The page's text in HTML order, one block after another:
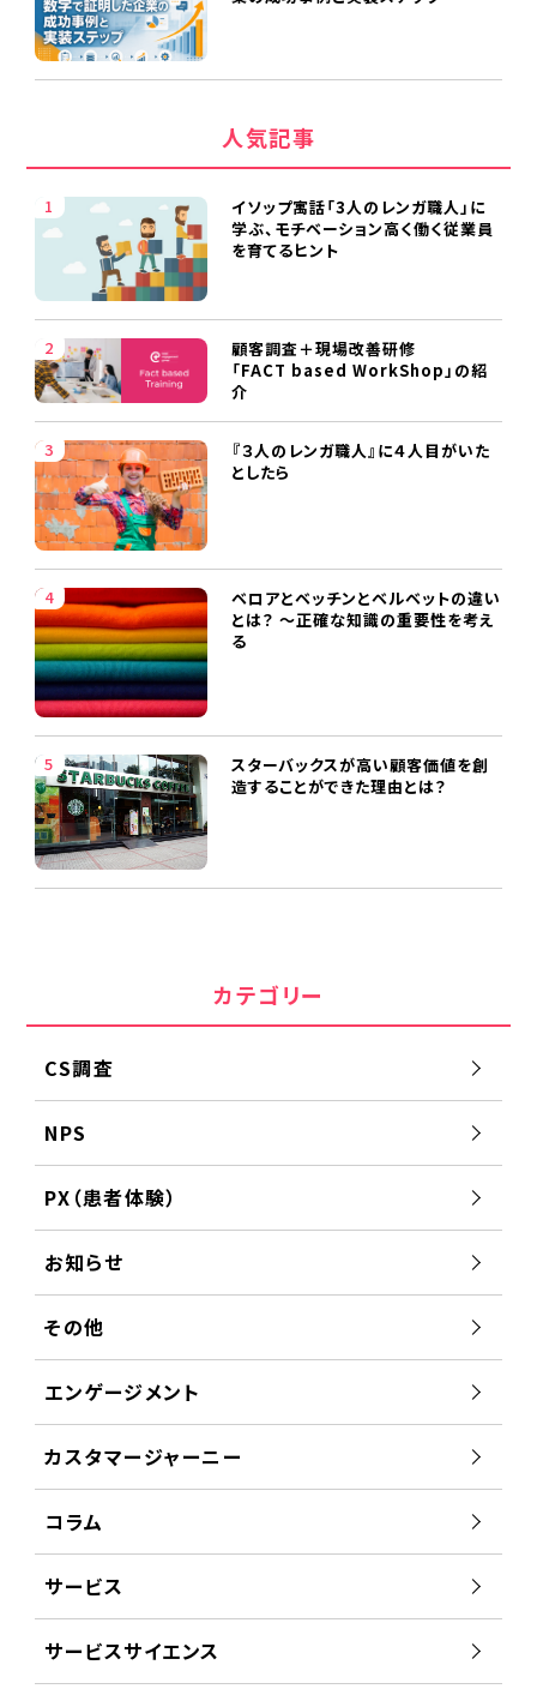
人気記事
イソップ寓話「3人のレンガ職人」に
学ぶ、モチベーション高く働く従業員
を育てるヒント
顧客調査＋現場改善研修
「FACT based WorkShop」の紹
介
『３人のレンガ職人』に４人目がいた
としたら
ベロアとベッチンとベルベットの違い
とは？ ～正確な知識の重要性を考え
る
スターバックスが高い顧客価値を創
造することができた理由とは？
カテゴリー
CS調査
NPS
PX（患者体験）
お知らせ
その他
エンゲージメント
カスタマージャーニー
コラム
サービス
サービスサイエンス